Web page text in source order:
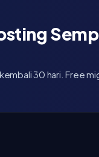
30 hari. Free